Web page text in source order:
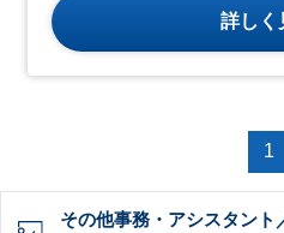
詳しく
1
その他事務・アシスタント